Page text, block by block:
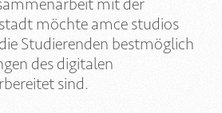
mit der
möchte amce studios
Studierenden bestmöglich
des digitalen
sind.